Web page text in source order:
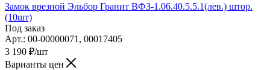
Замок врезной Эльбор Гранит ВФЗ-1.06.40.5.5.1(лев.) штор.
(10шт)
Под заказ
Арт.: 00-00000071, 00017405
3 190 ₽/шт
Варианты цен